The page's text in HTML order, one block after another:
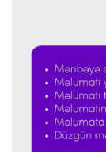
Formula-1
Verstappen
1"ə